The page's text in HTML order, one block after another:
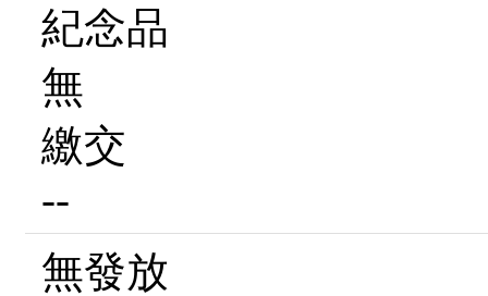
紀念品
無
繳交
--
無發放